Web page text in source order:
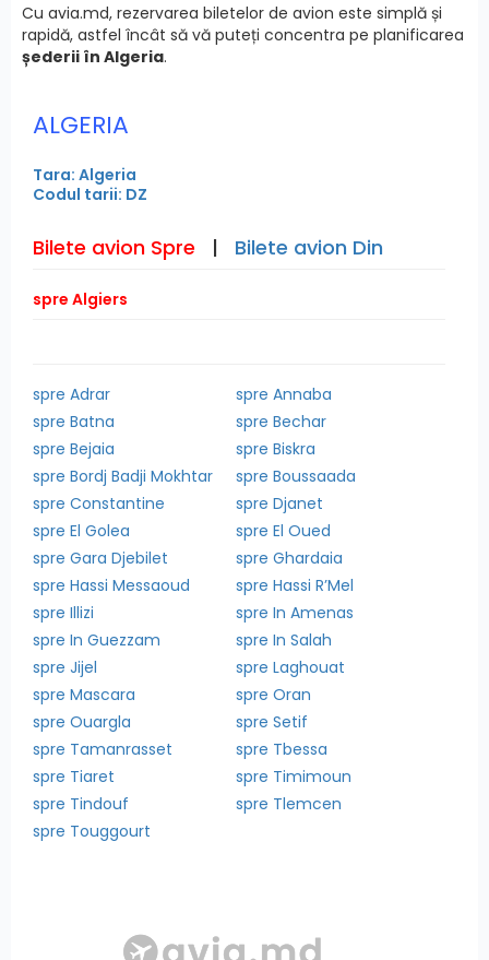
Cu avia.md, rezervarea biletelor de avion este simplă și
rapidă, astfel încât să vă puteți concentra pe planificarea
șederii în Algeria.
ALGERIA
Tara: Algeria
Codul tarii: DZ
Bilete avion Spre | Bilete avion Din
spre Algiers
spre Adrar
spre Annaba
spre Batna
spre Bechar
spre Bejaia
spre Biskra
spre Bordj Badji Mokhtar
spre Boussaada
spre Constantine
spre Djanet
spre El Golea
spre El Oued
spre Gara Djebilet
spre Ghardaia
spre Hassi Messaoud
spre Hassi R’Mel
spre Illizi
spre In Amenas
spre In Guezzam
spre In Salah
spre Jijel
spre Laghouat
spre Mascara
spre Oran
spre Ouargla
spre Setif
spre Tamanrasset
spre Tbessa
spre Tiaret
spre Timimoun
spre Tindouf
spre Tlemcen
spre Touggourt